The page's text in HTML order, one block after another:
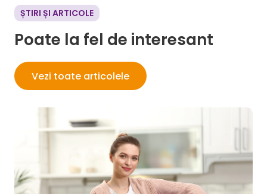
ȘTIRI ȘI ARTICOLE
Poate la fel de interesant
Vezi toate articolele